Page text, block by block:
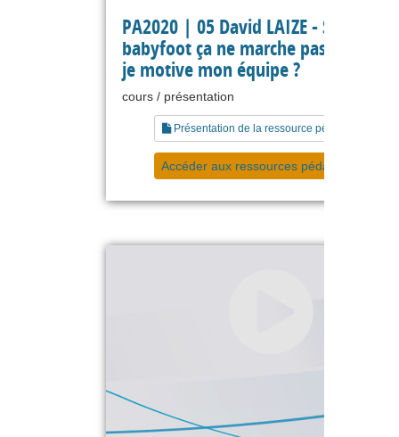
PA2020 | 05 David LAIZE - Si le
babyfoot ça ne marche pas,
je motive mon équipe ?
cours / présentation
Présentation de la ressource pédagogique
Accéder aux ressources pédagogiques